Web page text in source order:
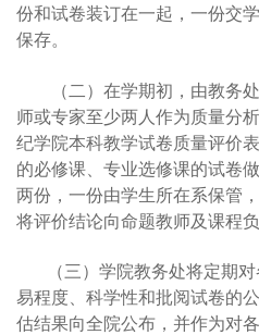
份和试卷装订在一起，一份交
保存。
（二）在学期初，由教务
师或专家至少两人作为质量分
纪学院本科教学试卷质量评价
的必修课、专业选修课的试卷
两份，一份由学生所在系保管
将评价结论向命题教师及课程负
（三）学院教务处将定期
易程度、科学性和批阅试卷的
估结果向全院公布，并作为对